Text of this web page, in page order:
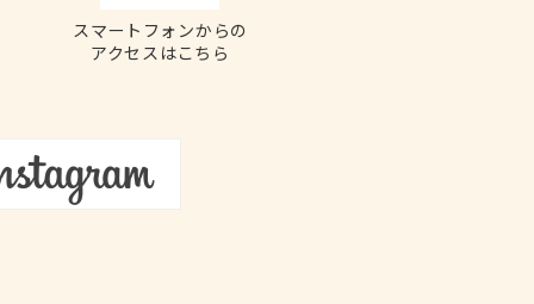
スマートフォンからの
アクセスはこちら